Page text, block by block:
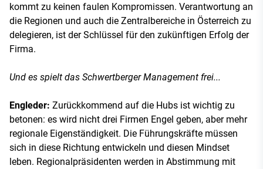
kommt zu keinen faulen Kompromissen. Verantwortung an
die Regionen und auch die Zentralbereiche in Österreich zu
delegieren, ist der Schlüssel für den zukünftigen Erfolg der
Firma.
Und es spielt das Schwertberger Management frei...
Engleder: Zurückkommend auf die Hubs ist wichtig zu
betonen: es wird nicht drei Firmen Engel geben, aber mehr
regionale Eigenständigkeit. Die Führungskräfte müssen
sich in diese Richtung entwickeln und diesen Mindset
leben. Regionalpräsidenten werden in Abstimmung mit